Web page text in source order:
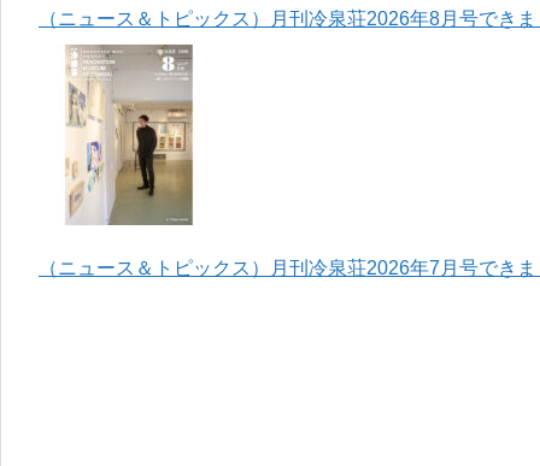
（ニュース＆トピックス）月刊冷泉荘2026年8月号でき
（ニュース＆トピックス）月刊冷泉荘2026年7月号でき